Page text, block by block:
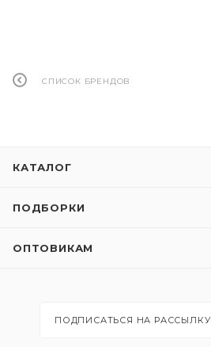
СПИСОК БРЕНДОВ
КАТАЛОГ
ПОДБОРКИ
ОПТОВИКАМ
ПОДПИСАТЬСЯ НА РАССЫЛКУ